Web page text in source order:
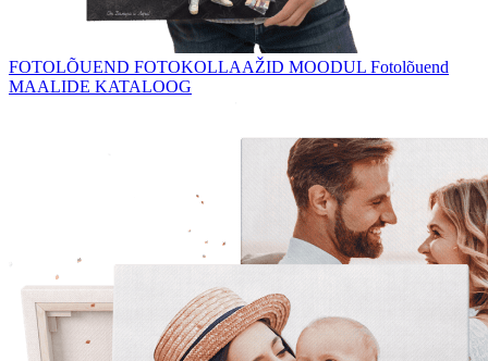
FOTOLÕUEND FOTOKOLLAAŽID MOODUL Fotolõuend
MAALIDE KATALOOG